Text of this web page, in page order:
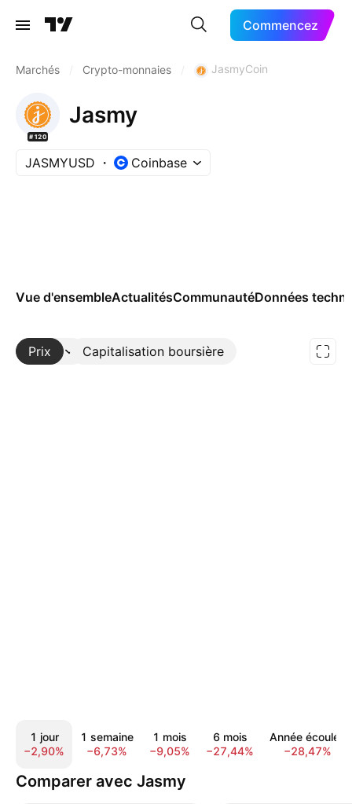
Commencez
Marchés Crypto-monnaies JasmyCoin
#120
Jasmy
JASMYUSD Coinbase
Vue d'ensembleActualitésCommunautéDonnées
Prix Capitalisation boursière
Plus
1 jour
−2,90%
1 semaine
−6,73%
1 mois
−9,05%
6 mois
−27,44%
Année écoulée
−28,47%
Comparer avec Jasmy